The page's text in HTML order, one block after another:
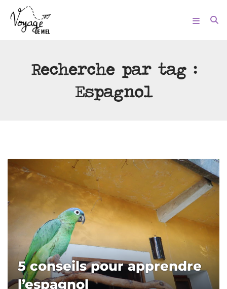
Recherche par tag :
Espagnol
5 conseils pour apprendre
l’espagnol